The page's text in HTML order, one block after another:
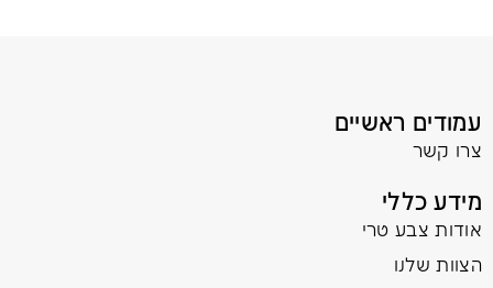
עמודים ראשיים
צרו קשר
מידע כללי
אודות צבע טרי
הצוות שלנו